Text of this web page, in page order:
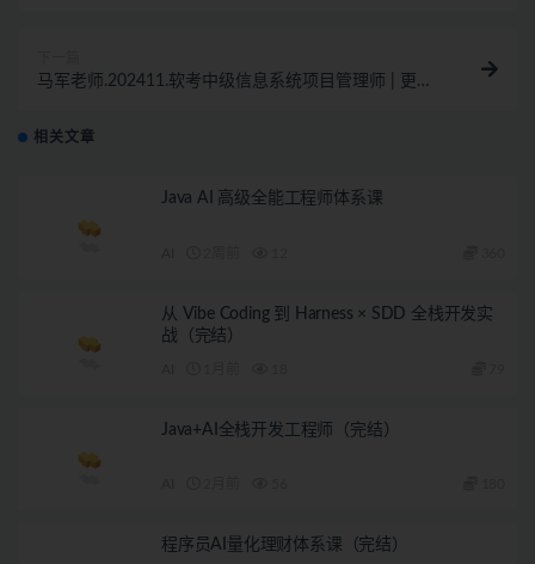
马军老师.202411.软考中级信息系统项目管理师 | 更新
相关文章
Java AI 高级全能工程师体系课
从 Vibe Coding 到 Harness × SDD 全栈开发实
战（完结）
Java+AI全栈开发工程师（完结）
程序员AI量化理财体系课（完结）